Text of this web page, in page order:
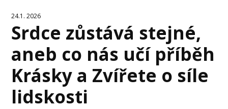
24.1. 2026
Srdce zůstává stejné,
aneb co nás učí příběh
Krásky a Zvířete o síle
lidskosti